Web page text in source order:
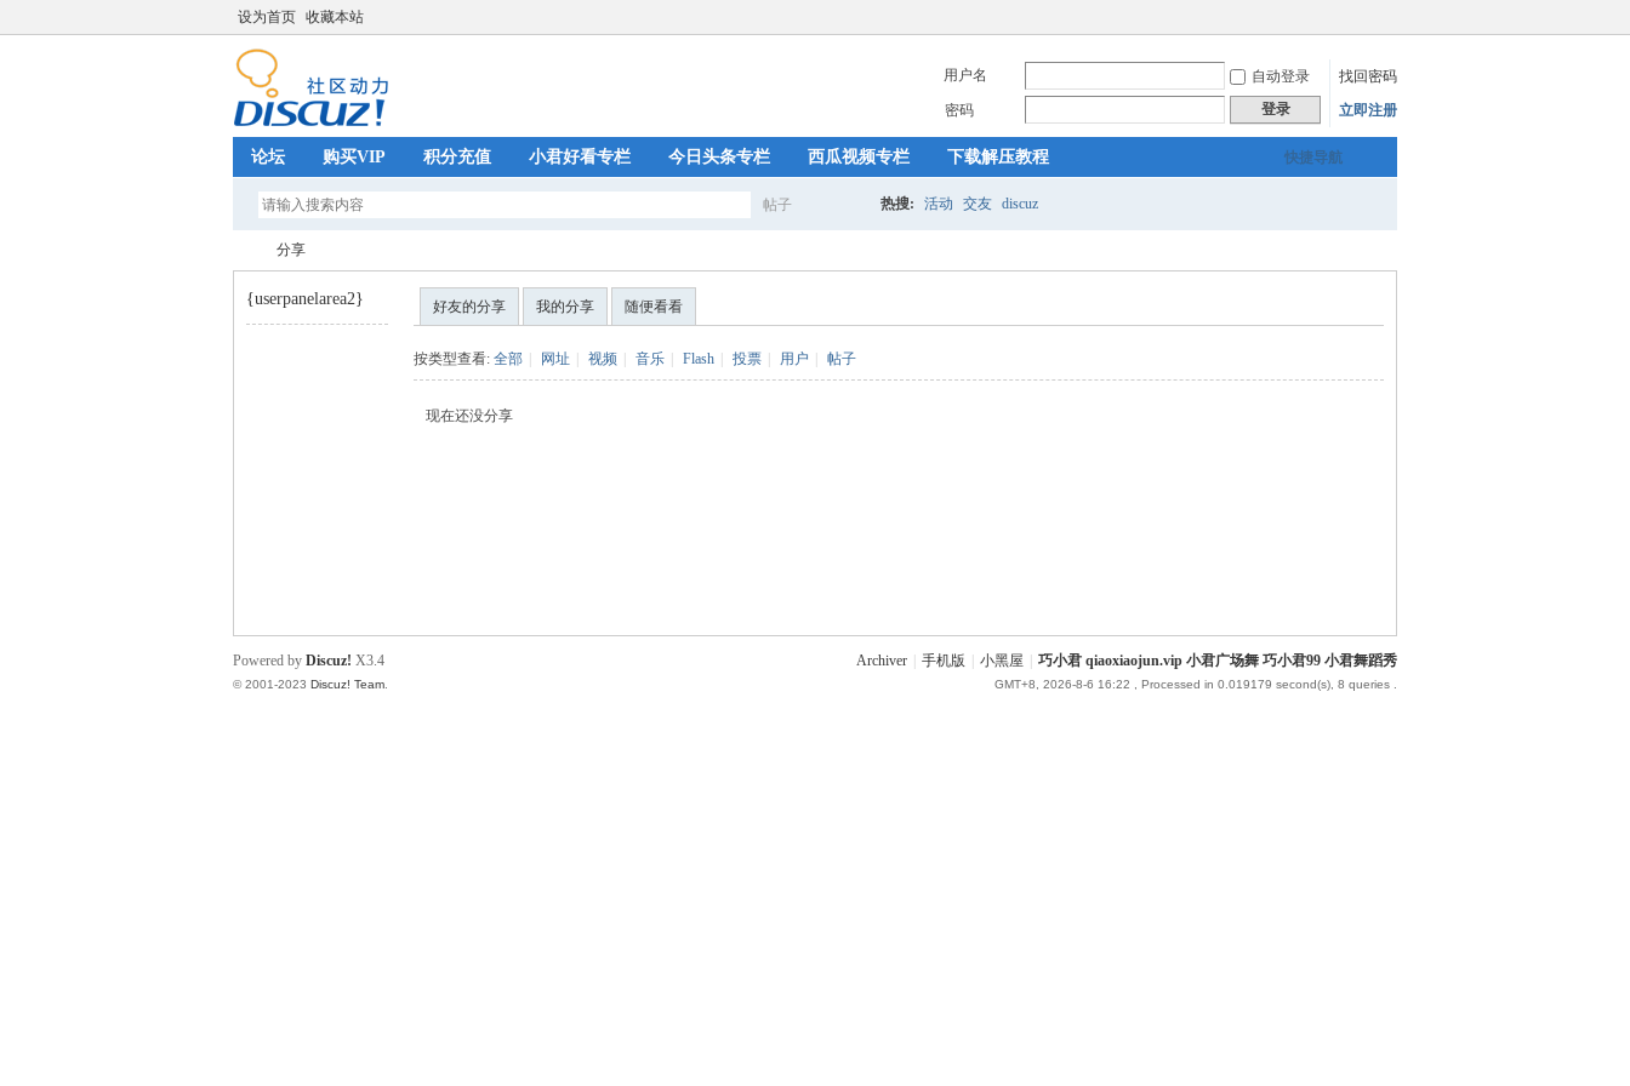
设为首页 收藏本站
用户名 自动登录
找回密码
密码
登录 立即注册
快捷导航
论坛 购买VIP 积分充值 小君好看专栏 今日头条专栏 西瓜视频专栏 下载解压教程
帖子 热搜: 活动 交友 discuz
分享
{userpanelarea2} 好友的分享 我的分享 随便看看
按类型查看: 全部 网址 视频 音乐 Flash 投票 用户 帖子
现在还没分享
Archiver 手机版 小黑屋 巧小君 qiaoxiaojun.vip 小君广场舞 巧小君99 小君舞蹈秀
GMT+8, 2026-8-6 16:22 , Processed in 0.019179 second(s), 8 queries .
Powered by Discuz! X3.4
© 2001-2023 Discuz! Team